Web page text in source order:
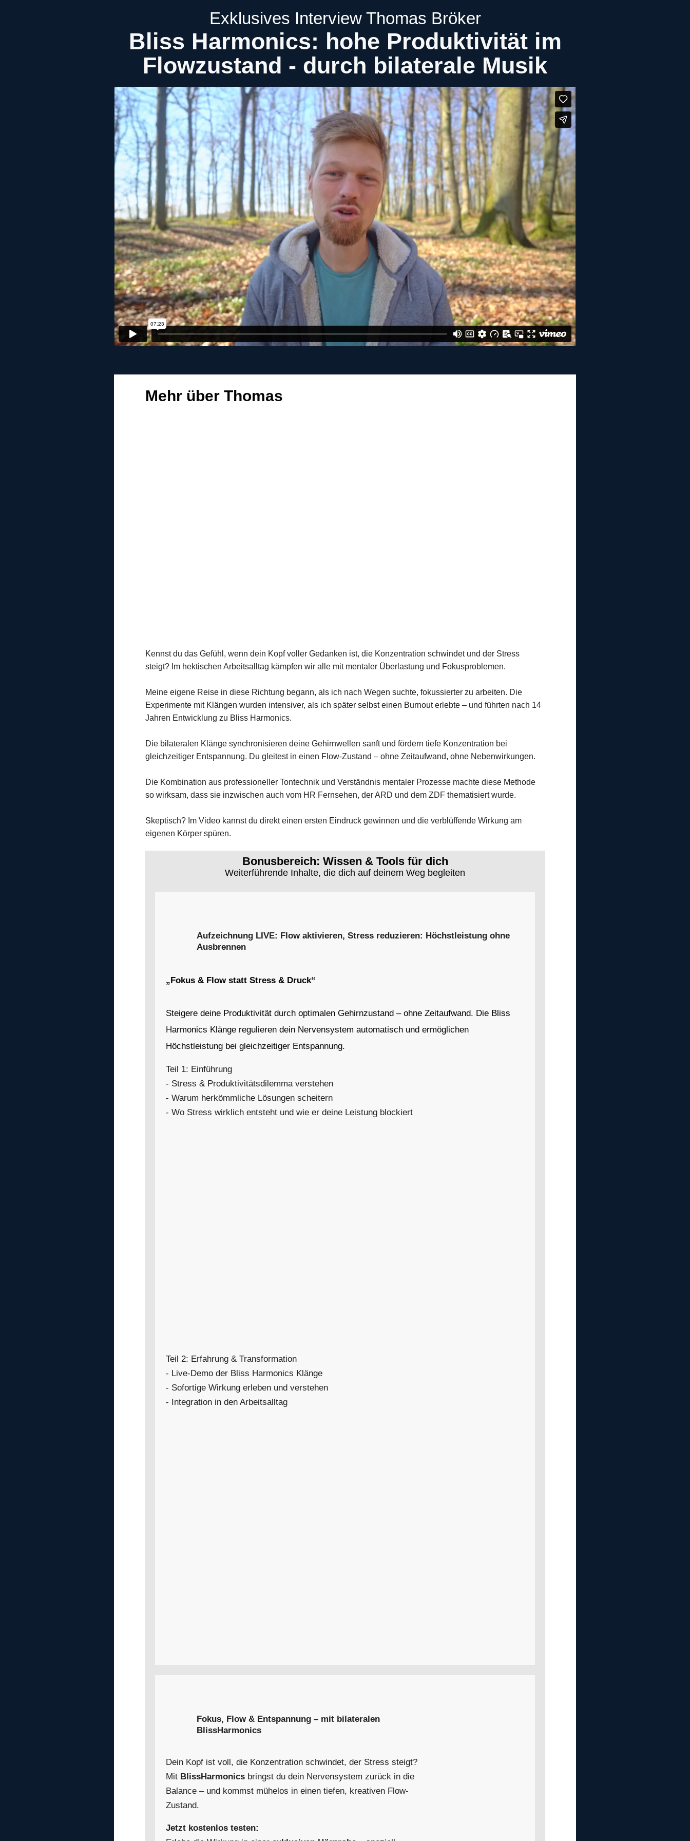
Exklusives Interview Thomas Bröker
Bliss Harmonics: hohe Produktivität im
Flowzustand - durch bilaterale Musik
Mehr über Thomas
Kennst du das Gefühl, wenn dein Kopf voller Gedanken ist, die Konzentration schwindet und der Stress
steigt? Im hektischen Arbeitsalltag kämpfen wir alle mit mentaler Überlastung und Fokusproblemen.
Meine eigene Reise in diese Richtung begann, als ich nach Wegen suchte, fokussierter zu arbeiten. Die
Experimente mit Klängen wurden intensiver, als ich später selbst einen Burnout erlebte – und führten nach 14
Jahren Entwicklung zu Bliss Harmonics.
Die bilateralen Klänge synchronisieren deine Gehirnwellen sanft und fördern tiefe Konzentration bei
gleichzeitiger Entspannung. Du gleitest in einen Flow-Zustand – ohne Zeitaufwand, ohne Nebenwirkungen.
Die Kombination aus professioneller Tontechnik und Verständnis mentaler Prozesse machte diese Methode
so wirksam, dass sie inzwischen auch vom HR Fernsehen, der ARD und dem ZDF thematisiert wurde.
Skeptisch? Im Video kannst du direkt einen ersten Eindruck gewinnen und die verblüffende Wirkung am
eigenen Körper spüren.
Bonusbereich: Wissen & Tools für dich
Weiterführende Inhalte, die dich auf deinem Weg begleiten
Aufzeichnung LIVE: Flow aktivieren, Stress reduzieren: Höchstleistung ohne
Ausbrennen
„Fokus & Flow statt Stress & Druck“
Steigere deine Produktivität durch optimalen Gehirnzustand – ohne Zeitaufwand. Die Bliss
Harmonics Klänge regulieren dein Nervensystem automatisch und ermöglichen
Höchstleistung bei gleichzeitiger Entspannung.
Teil 1: Einführung
- Stress & Produktivitätsdilemma verstehen
- Warum herkömmliche Lösungen scheitern
- Wo Stress wirklich entsteht und wie er deine Leistung blockiert
Teil 2: Erfahrung & Transformation
- Live-Demo der Bliss Harmonics Klänge
- Sofortige Wirkung erleben und verstehen
- Integration in den Arbeitsalltag
Fokus, Flow & Entspannung – mit bilateralen
BlissHarmonics
Dein Kopf ist voll, die Konzentration schwindet, der Stress steigt?
Mit BlissHarmonics bringst du dein Nervensystem zurück in die
Balance – und kommst mühelos in einen tiefen, kreativen Flow-
Zustand.
Jetzt kostenlos testen: